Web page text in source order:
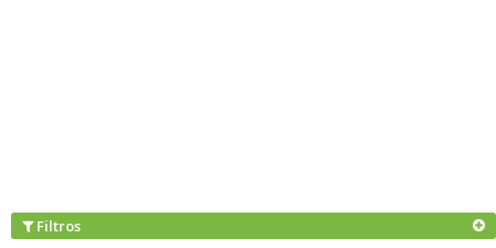
Filtros